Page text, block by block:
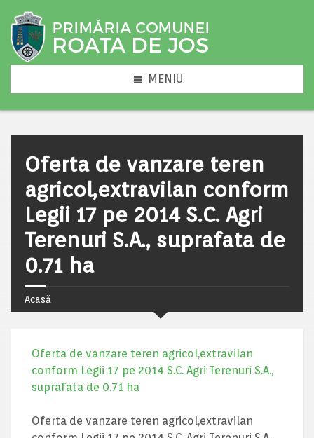
MENIU
Oferta de vanzare teren
agricol,extravilan conform
Legii 17 pe 2014 S.C. Agri
Terenuri S.A., suprafata de
0.71 ha
Acasă
Oferta de vanzare teren agricol,extravilan
conform Legii 17 pe 2014 S.C. Agri Terenuri S.A.,
suprafata de 0.71 ha
Oferta de vanzare teren agricol,extravilan